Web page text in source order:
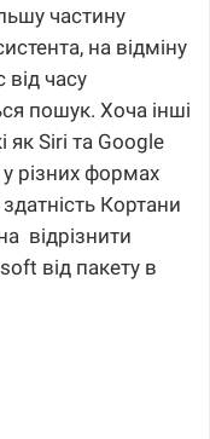
частину
на відміну
від часу
пошук. Хоча інші
як Siri та Google
у різних формах
Кортани
відрізнити
від пакету в